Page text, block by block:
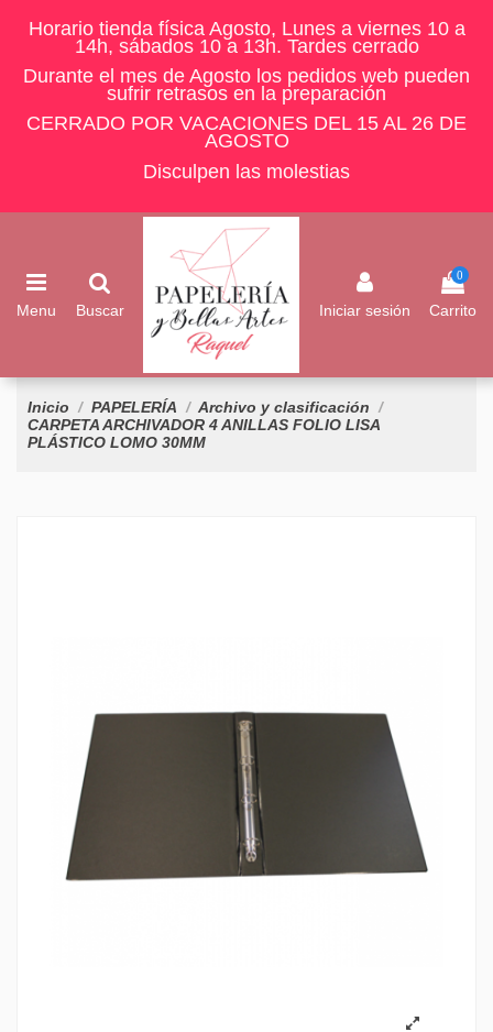
Horario tienda física Agosto, Lunes a viernes 10 a
14h, sábados 10 a 13h. Tardes cerrado
Durante el mes de Agosto los pedidos web pueden
sufrir retrasos en la preparación
CERRADO POR VACACIONES DEL 15 AL 26 DE
AGOSTO
Disculpen las molestias
Menu Buscar Iniciar sesión
0
Carrito
Inicio PAPELERÍA
Archivo y clasificación
CARPETA ARCHIVADOR 4 ANILLAS FOLIO LISA
PLÁSTICO LOMO 30MM